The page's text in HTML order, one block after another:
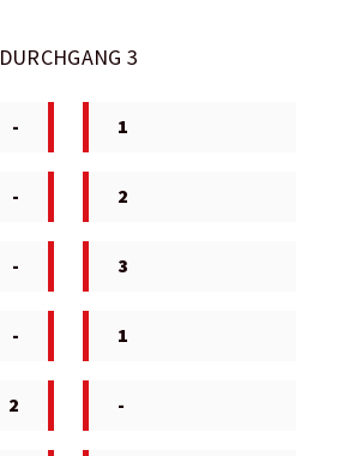
DURCHGANG 3
- 1
- 2
- 3
- 1
2 -